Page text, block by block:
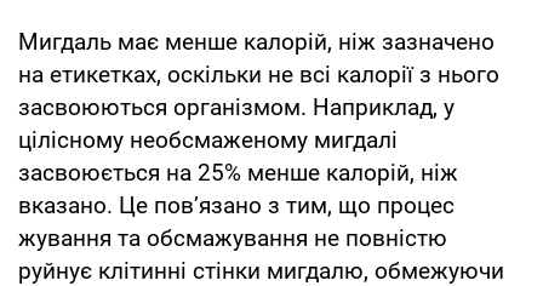
Мигдаль має менше калорій, ніж зазначено
на етикетках, оскільки не всі калорії з нього
засвоюються організмом. Наприклад, у
цілісному необсмаженому мигдалі
засвоюється на 25% менше калорій, ніж
вказано. Це пов’язано з тим, що процес
жування та обсмажування не повністю
руйнує клітинні стінки мигдалю, обмежуючи